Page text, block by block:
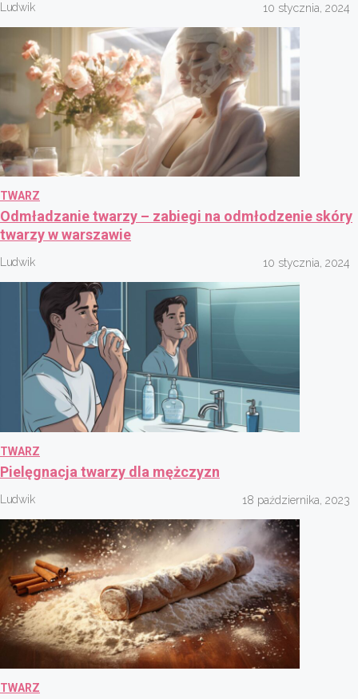
Ludwik 10 stycznia, 2024
TWARZ
Odmładzanie twarzy – zabiegi na odmłodzenie skóry
twarzy w warszawie
Ludwik 10 stycznia, 2024
TWARZ
Pielęgnacja twarzy dla mężczyzn
Ludwik 18 października, 2023
TWARZ